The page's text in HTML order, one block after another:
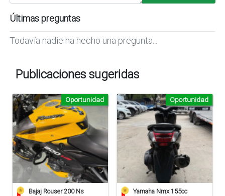
Últimas preguntas
Todavía nadie ha hecho una pregunta...
Publicaciones sugeridas
Bajaj Rouser 200 Ns
Oportunidad
Yamaha Nmx 155cc
Oportunidad